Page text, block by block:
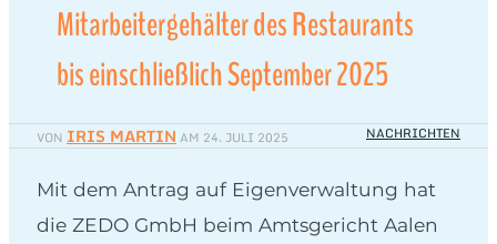
Mitarbeitergehälter des Restaurants
bis einschließlich September 2025
VON IRIS MARTIN AM 24. JULI 2025 NACHRICHTEN
Mit dem Antrag auf Eigenverwaltung hat
die ZEDO GmbH beim Amtsgericht Aalen